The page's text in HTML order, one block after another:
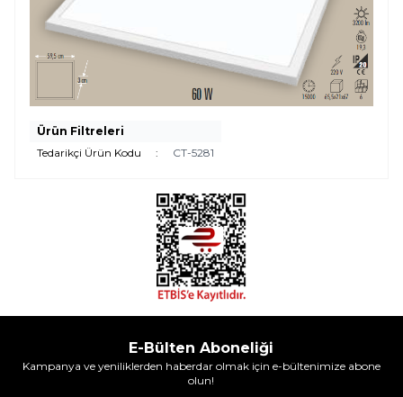
Ürün Filtreleri
Tedarikçi Ürün Kodu
: CT-5281
E-Bülten Aboneliği
Kampanya ve yeniliklerden haberdar olmak için e-bültenimize abone
olun!